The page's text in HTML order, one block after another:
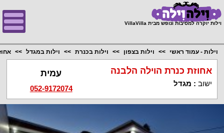
וילות יוקרה למסיבות ונופש מבית VillaVilla
וילות - עמוד ראשי וילות בצפון וילות בכנרת וילות במגדל
אחוזת כנרת הוילה הלבנה
ישוב : מגדל
עמית
052-9172074